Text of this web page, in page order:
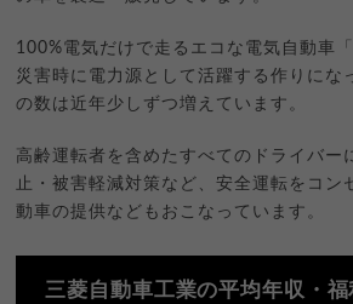
100%電気だけで走るエコな電気自動車
災害時に電力源として活躍する作りにな
の数は近年少しずつ増えています。
高齢運転者を含めたすべてのドライバー
止・被害軽減対策など、安全運転をコン
動車の提供などもおこなっています。
三菱自動車工業の平均年収・福